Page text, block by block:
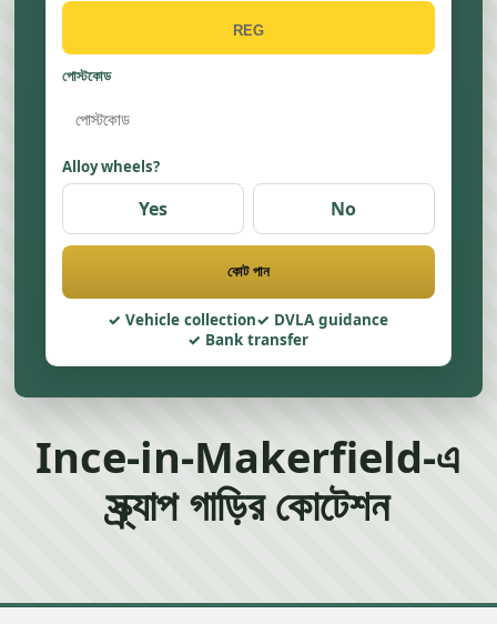
পোস্টকোড
Alloy wheels?
Yes No
কোট পান
Vehicle collection
DVLA guidance
Bank transfer
Ince-in-Makerfield-এ
স্ক্র্যাপ গাড়ির কোটেশন